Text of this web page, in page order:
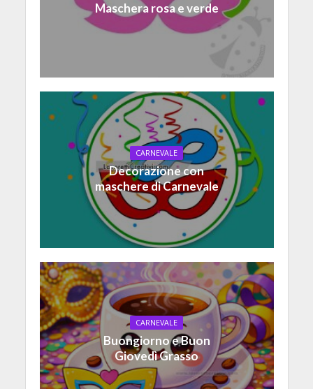
Maschera rosa e verde
CARNEVALE
Decorazione con
maschere di Carnevale
CARNEVALE
Buongiorno e Buon
Giovedì Grasso